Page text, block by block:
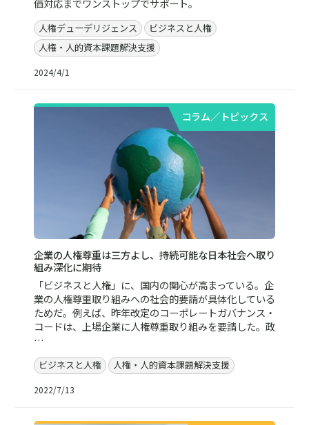
価対応までワンストップでサポート。
人権デューデリジェンス
ビジネスと人権
人権・人的資本課題解決支援
2024/4/1
コラム／トピックス
企業の人権尊重は三方よし、持続可能な日本社会へ取り
組み深化に期待
「ビジネスと人権」に、国内の関心が高まっている。企
業の人権尊重取り組みへの社会的要請が具体化している
ためだ。例えば、昨年改定のコーポレートガバナンス・
コードは、上場企業に人権尊重取り組みを要請した。政
…
ビジネスと人権 人権・人的資本課題解決支援
2022/7/13